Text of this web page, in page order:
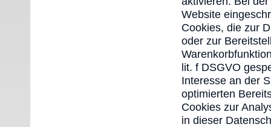
Website
Cookies, die zur
oder zur
lit. f DSGVO
Interesse an der
optimierten
Cookies zur
in dieser